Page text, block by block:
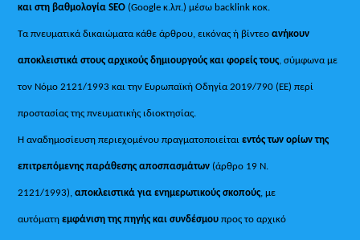
και στη βαθμολογία SEO (Google κ.λπ.) μέσω backlink κοκ.
Τα πνευματικά δικαιώματα κάθε άρθρου, εικόνας ή βίντεοανήκουν
αποκλειστικά στους αρχικούς δημιουργούς και φορείς τους, σύμφωνα με
τον Νόμο 2121/1993 και την Ευρωπαϊκή Οδηγία 2019/790 (ΕΕ) περί
προστασίας της πνευματικής ιδιοκτησίας.
Η αναδημοσίευση περιεχομένου πραγματοποιείταιεντός των ορίων της
επιτρεπόμενης παράθεσης αποσπασμάτων (άρθρο 19 Ν.
2121/1993), αποκλειστικά για ενημερωτικούς σκοπούς, με
αυτόματηεμφάνιση της πηγής και συνδέσμου προς το αρχικό